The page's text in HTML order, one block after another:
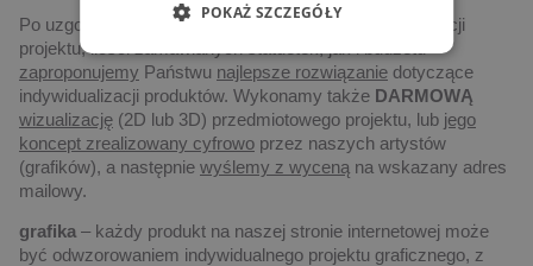
Po uzgodnieniu szczegółów dotyczących czasu realizacji
projektu, ilości zamawianych statuetek, jak i budżetu
zaproponujemy Państwu najlepsze rozwiązanie dotyczące
indywidualizacji produktów. Wykonamy także DARMOWĄ
wizualizację (2D lub 3D) przedmiotowego projektu, lub jego
koncept zrealizowany cyfrowo przez naszych artystów
(grafików), a następnie wyślemy z wyceną na wskazany adres
mailowy.
grafika – każdy produkt na naszej stronie internetowej może
być odwzorowaniem indywidualnego projektu graficznego, z
POKAŻ SZCZEGÓŁY